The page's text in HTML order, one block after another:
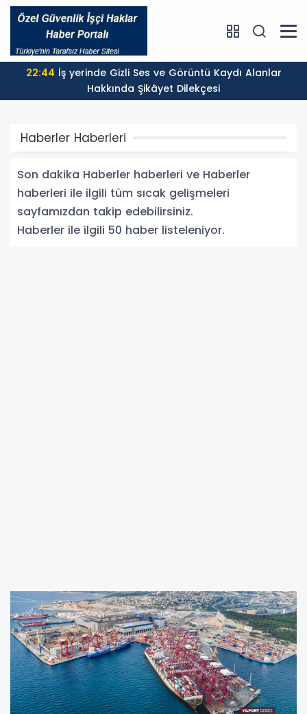
22:44
Hakkında Şikâyet Dilekçesi
Haberler Haberleri
Son dakika Haberler haberleri ve Haberler
haberleri ile ilgili tüm sıcak gelişmeleri
sayfamızdan takip edebilirsiniz.
Haberler ile ilgili 50 haber listeleniyor.